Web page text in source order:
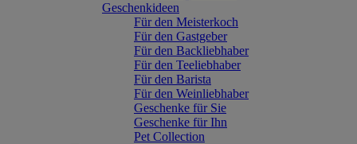
Geschenkideen
Für den Meisterkoch
Für den Gastgeber
Für den Backliebhaber
Für den Teeliebhaber
Für den Barista
Für den Weinliebhaber
Geschenke für Sie
Geschenke für Ihn
Pet Collection